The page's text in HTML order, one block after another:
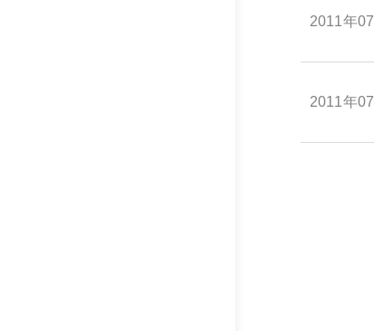
2011年
2011年